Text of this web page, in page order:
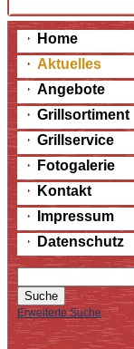
Home
Aktuelles
Angebote
Grillsortiment
Grillservice
Fotogalerie
Kontakt
Impressum
Datenschutz
Erweiterte Suche